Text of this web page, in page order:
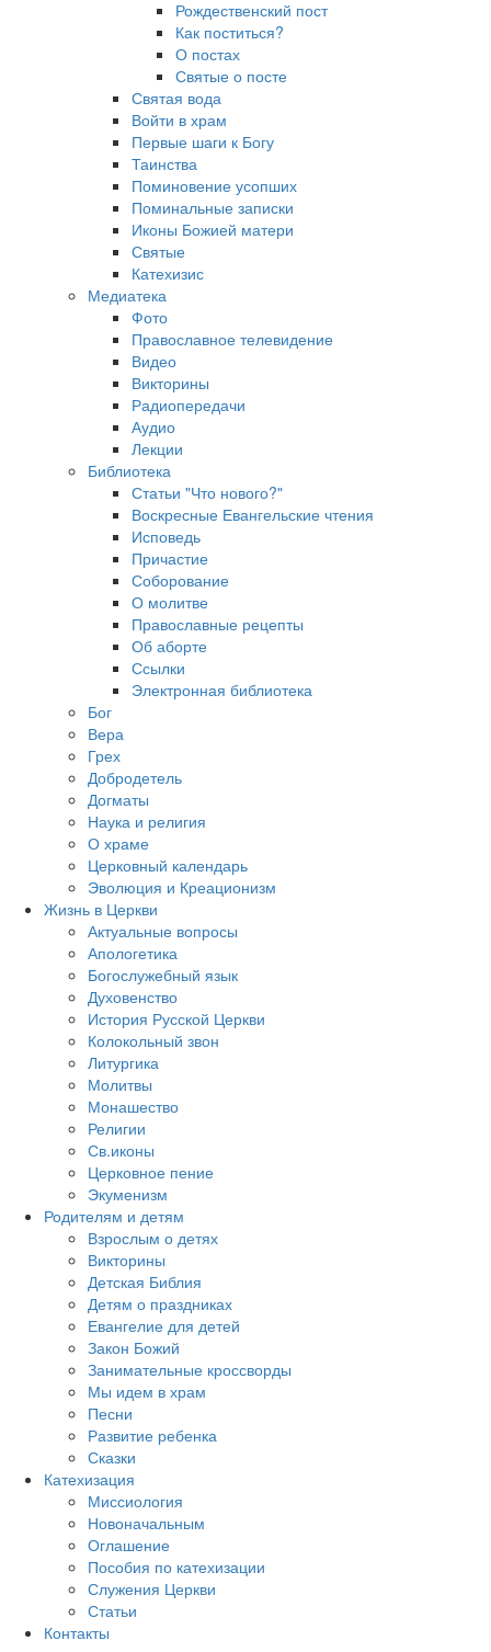
Рождественский пост
Как поститься?
О постах
Святые о посте
Святая вода
Войти в храм
Первые шаги к Богу
Таинства
Поминовение усопших
Поминальные записки
Иконы Божией матери
Святые
Катехизис
Медиатека
Фото
Православное телевидение
Видео
Викторины
Радиопередачи
Аудио
Лекции
Библиотека
Статьи "Что нового?"
Воскресные Евангельские чтения
Исповедь
Причастие
Соборование
О молитве
Православные рецепты
Об аборте
Ссылки
Электронная библиотека
Бог
Вера
Грех
Добродетель
Догматы
Наука и религия
О храме
Церковный календарь
Эволюция и Креационизм
Жизнь в Церкви
Актуальные вопросы
Апологетика
Богослужебный язык
Духовенство
История Русской Церкви
Колокольный звон
Литургика
Молитвы
Монашество
Религии
Св.иконы
Церковное пение
Экуменизм
Родителям и детям
Взрослым о детях
Викторины
Детская Библия
Детям о праздниках
Евангелие для детей
Закон Божий
Занимательные кроссворды
Мы идем в храм
Песни
Развитие ребенка
Сказки
Катехизация
Миссиология
Новоначальным
Оглашение
Пособия по катехизации
Служения Церкви
Статьи
Контакты